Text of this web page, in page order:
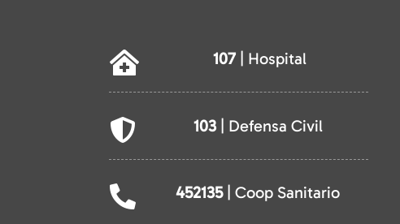
 107| Hospital
 103| Defensa Civil
 452135| Coop Sanitario